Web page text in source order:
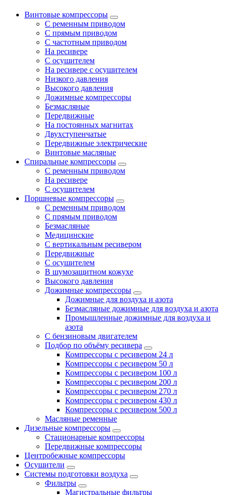
Винтовые компрессоры
С ременным приводом
С прямым приводом
С частотным приводом
На ресивере
С осушителем
На ресивере с осушителем
Низкого давления
Высокого давления
Дожимные компрессоры
Безмасляные
Передвижные
На постоянных магнитах
Двухступенчатые
Передвижные электрические
Винтовые масляные
Спиральные компрессоры
С ременным приводом
На ресивере
С осушителем
Поршневые компрессоры
С ременным приводом
С прямым приводом
Безмасляные
Медицинские
С вертикальным ресивером
Передвижные
С осушителем
В шумозащитном кожухе
Высокого давления
Дожимные компрессоры
Дожимные для воздуха и азота
Безмасляные дожимные для воздуха и азота
Промышленные дожимные для воздуха и
азота
С бензиновым двигателем
Подбор по объёму ресивера
Компрессоры с ресивером 24 л
Компрессоры с ресивером 50 л
Компрессоры с ресивером 100 л
Компрессоры с ресивером 200 л
Компрессоры с ресивером 270 л
Компрессоры с ресивером 430 л
Компрессоры с ресивером 500 л
Масляные ременные
Дизельные компрессоры
Стационарные компрессоры
Передвижные компрессоры
Центробежные компрессоры
Осушители
Системы подготовки воздуха
Фильтры
Магистральные фильтры